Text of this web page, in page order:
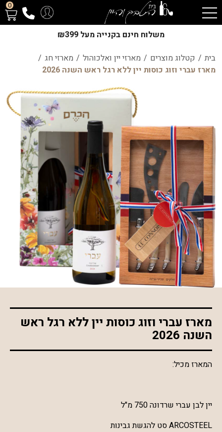
0
משלוח חינם בקנייה מעל ₪399
בית / קטלוג מוצרים / מארזי יין ואלכוהול / מארזי חג /
מארז עברי וזוג כוסות יין ללא רגל ראש השנה 2026
מארז עברי וזוג כוסות יין ללא רגל ראש
השנה 2026
המארז מכיל:
יין לבן עברי שרדונה 750 מ"ל
ARCOSTEEL סט להגשת גבינות